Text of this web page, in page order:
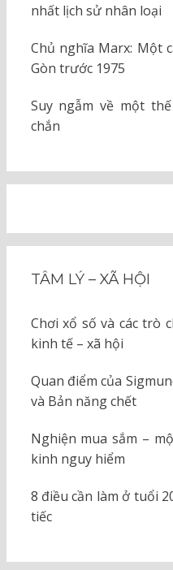
nhất lịch sử nhân loại
Chủ nghĩa Marx: Một
Gòn trước 1975
Suy ngẫm về một
chắn
TÂM LÝ – XÃ HỘI
Chơi xổ số và các trò
kinh tế – xã hội
Quan điểm của
và Bản năng chết
Nghiện mua sắm –
kinh nguy hiểm
8 điều cần làm ở tuổi
tiếc